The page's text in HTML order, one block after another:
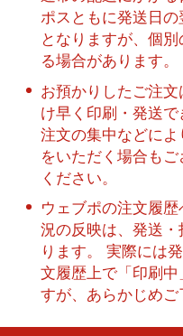
ポスともに発送日
となりますが、個
る場合があります。
お預かりしたご注
け早く印刷・発送で
注文の集中などに
をいただく場合も
ください。
ウェブポの注文履
況の反映は、発送
ります。 実際には
文履歴上で「印刷中
すが、あらかじめご